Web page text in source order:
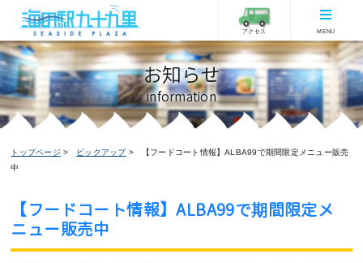
アクセス MENU
お知らせ
information
トップページ ピックアップ
【フードコート情報】ALBA99で期間限定メニュー販売
中
【フードコート情報】ALBA99で期間限定メ
ニュー販売中